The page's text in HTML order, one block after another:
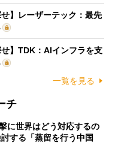
】レーザーテック：最先
せ】TDK：AIインフラを支
一覧を見る
チ
に世界はどう対応するの
する「蒸留を行う中国